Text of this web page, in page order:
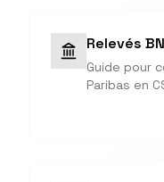
Relevés
Guide pour
Paribas en